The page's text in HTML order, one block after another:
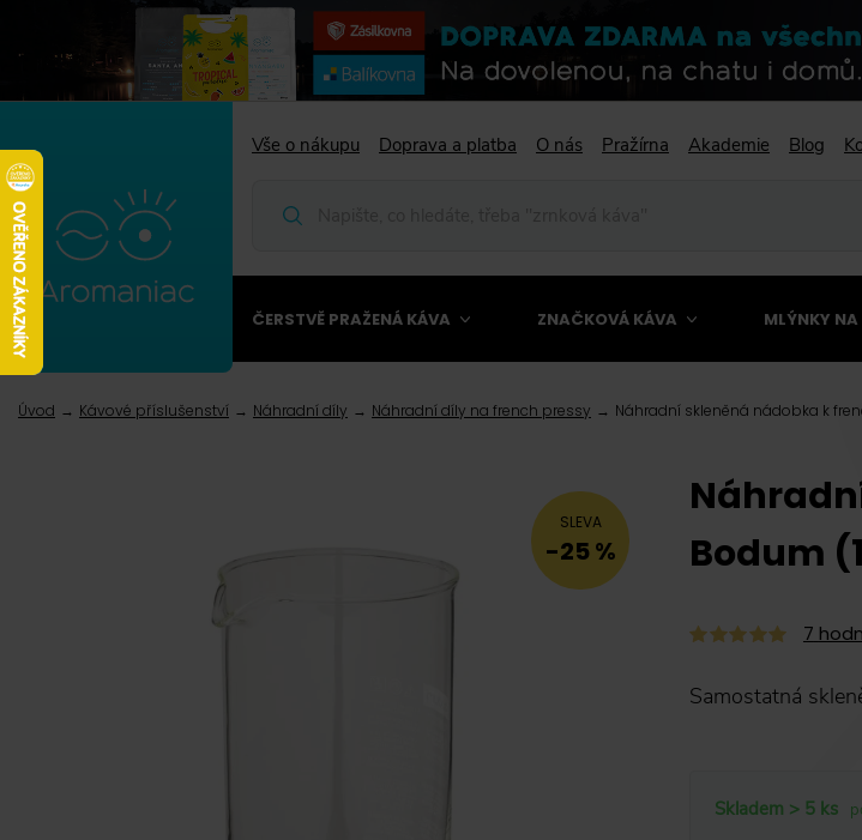
Vše o nákupu Doprava a platba O nás Pražírna Akademie Blog
ČERSTVĚ PRAŽENÁ KÁVA ZNAČKOVÁ KÁVA MLÝNKY NA
Úvod Kávové příslušenství Náhradní díly Náhradní díly na french pressy Náhradní skleněná nádobka k
SLEVA
-25 %
Bodum
7
Samostatná
Skladem > 5 ks